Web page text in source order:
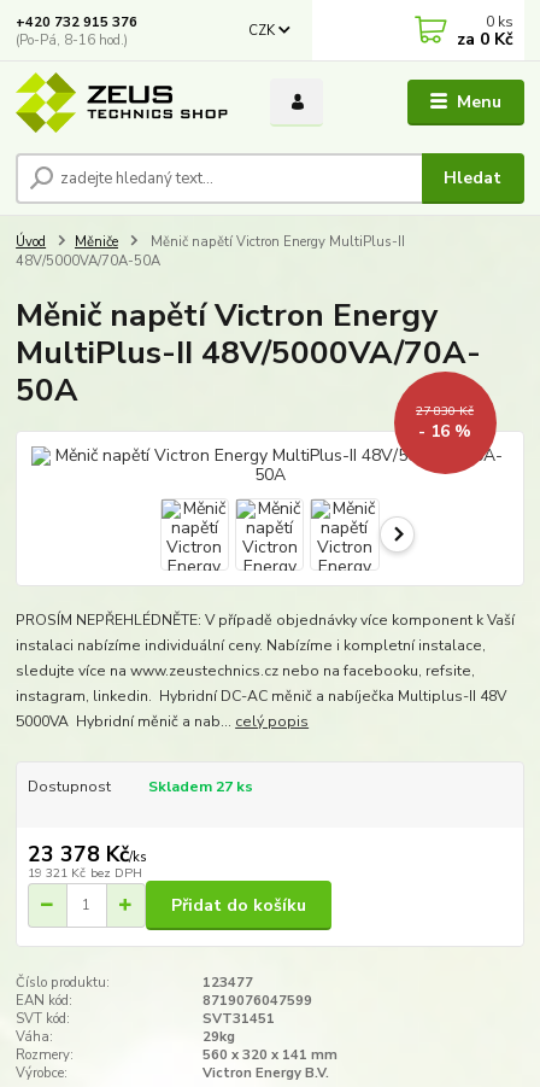
Menu
CZK
Hledat
+420 732 915 376
(Po-Pá, 8-16 hod.)
0 ks
za 0 Kč
Úvod Měniče
Měnič napětí Victron Energy MultiPlus-II
48V/5000VA/70A-50A
Měnič napětí Victron Energy
MultiPlus-II 48V/5000VA/70A-
50A
27 830 Kč
- 16 %
PROSÍM NEPŘEHLÉDNĚTE: V případě objednávky více komponent k Vaší
instalaci nabízíme individuální ceny. Nabízíme i kompletní instalace,
sledujte více na www.zeustechnics.cz nebo na facebooku, refsite,
instagram, linkedin. Hybridní DC-AC měnič a nabíječka Multiplus-II 48V
5000VA Hybridní měnič a nab... celý popis
Dostupnost Skladem 27 ks
23 378 Kč/ks
19 321 Kč bez DPH
Přidat do košíku
Číslo produktu:
123477
EAN kód:
8719076047599
SVT kód:
SVT31451
Váha:
29kg
Rozmery:
560 x 320 x 141 mm​
Výrobce:
Victron Energy B.V.